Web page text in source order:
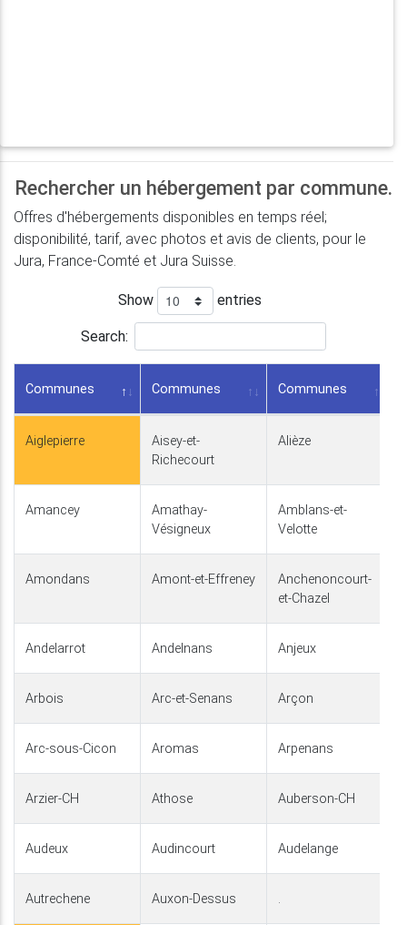
Rechercher un hébergement par commune.
Offres d'hébergements disponibles en temps réel;
disponibilité, tarif, avec photos et avis de clients, pour le
Jura, France-Comté et Jura Suisse.
Show entries
Search:
Communes Communes Communes
Aiglepierre
Aisey-et-
Richecourt
Alièze
Amancey
Amathay-
Vésigneux
Amblans-et-
Velotte
Amondans Amont-et-Effreney
Anchenoncourt-
et-Chazel
Andelarrot Andelnans Anjeux
Arbois Arc-et-Senans Arçon
Arc-sous-Cicon Aromas Arpenans
Arzier-CH Athose Auberson-CH
Audeux Audincourt Audelange
Autrechene Auxon-Dessus .